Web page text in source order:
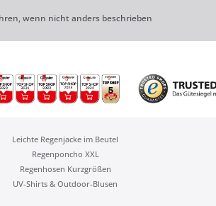
wenn nicht anders beschrieben
Leichte Regenjacke im Beutel
Regenponcho XXL
Regenhosen Kurzgrößen
UV-Shirts & Outdoor-Blusen